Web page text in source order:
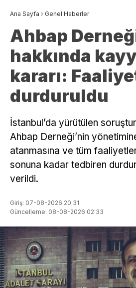
Ana Sayfa › Genel Haberler
Ahbap
hakkında
kararı:
durduruldu
İstanbul’da yürütülen
Ahbap Derneği’nin
atanmasına ve tüm
sonuna kadar tedbiren
verildi.
Giriş: 07-08-2026 20:31
Güncelleme: 08-08-2026 02:33